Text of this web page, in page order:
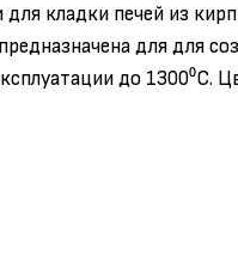
кладки печей из
для для
до 1300⁰С.